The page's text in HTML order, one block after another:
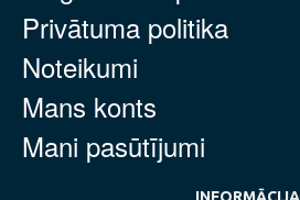
Privātuma politika
Noteikumi
Mans konts
Mani pasūtījumi